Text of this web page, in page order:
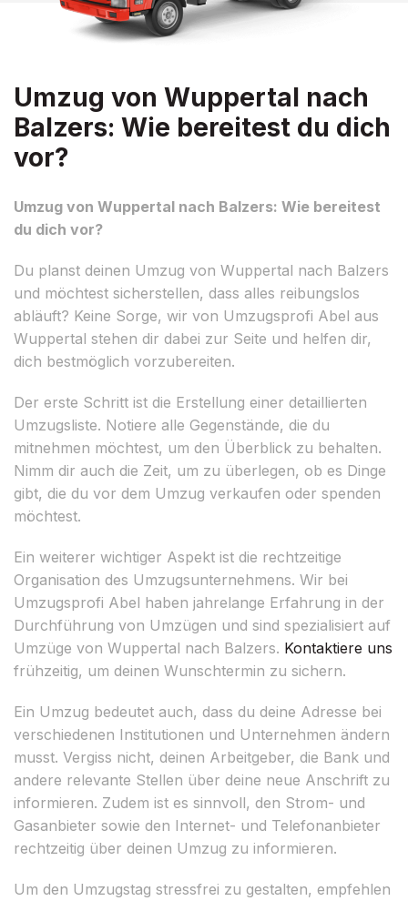
Umzug von Wuppertal nach
Balzers: Wie bereitest du dich
vor?
Umzug von Wuppertal nach Balzers: Wie bereitest
du dich vor?
Du planst deinen Umzug von Wuppertal nach Balzers
und möchtest sicherstellen, dass alles reibungslos
abläuft? Keine Sorge, wir von Umzugsprofi Abel aus
Wuppertal stehen dir dabei zur Seite und helfen dir,
dich bestmöglich vorzubereiten.
Der erste Schritt ist die Erstellung einer detaillierten
Umzugsliste. Notiere alle Gegenstände, die du
mitnehmen möchtest, um den Überblick zu behalten.
Nimm dir auch die Zeit, um zu überlegen, ob es Dinge
gibt, die du vor dem Umzug verkaufen oder spenden
möchtest.
Ein weiterer wichtiger Aspekt ist die rechtzeitige
Organisation des Umzugsunternehmens. Wir bei
Umzugsprofi Abel haben jahrelange Erfahrung in der
Durchführung von Umzügen und sind spezialisiert auf
Umzüge von Wuppertal nach Balzers. Kontaktiere uns
frühzeitig, um deinen Wunschtermin zu sichern.
Ein Umzug bedeutet auch, dass du deine Adresse bei
verschiedenen Institutionen und Unternehmen ändern
musst. Vergiss nicht, deinen Arbeitgeber, die Bank und
andere relevante Stellen über deine neue Anschrift zu
informieren. Zudem ist es sinnvoll, den Strom- und
Gasanbieter sowie den Internet- und Telefonanbieter
rechtzeitig über deinen Umzug zu informieren.
Um den Umzugstag stressfrei zu gestalten, empfehlen